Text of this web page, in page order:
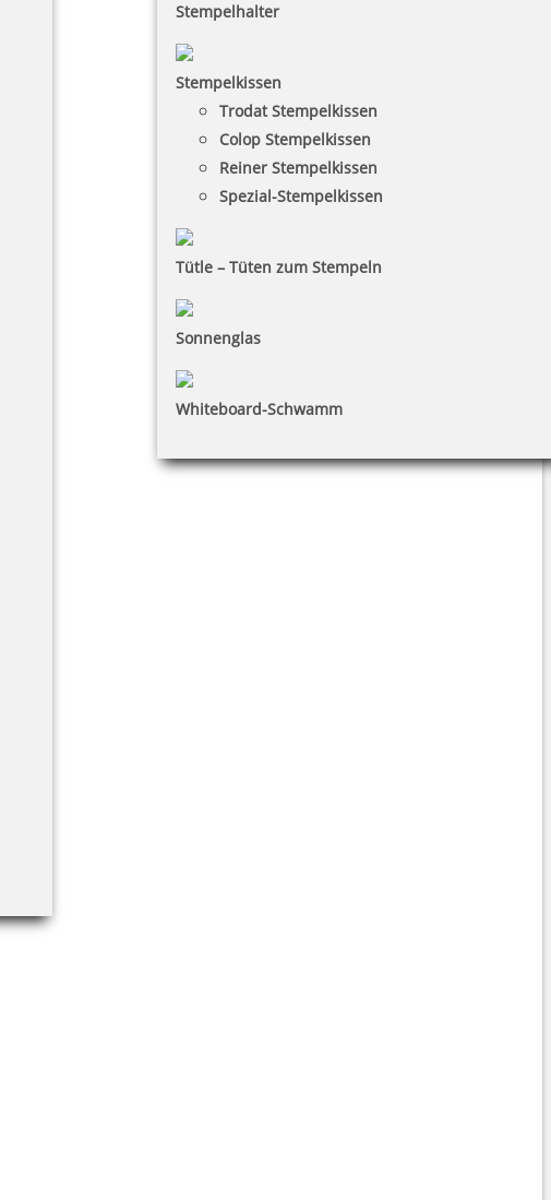
Stempelhalter
Stempelkissen
Trodat Stempelkissen
Colop Stempelkissen
Reiner Stempelkissen
Spezial-Stempelkissen
Tütle – Tüten zum Stempeln
Sonnenglas
Whiteboard-Schwamm